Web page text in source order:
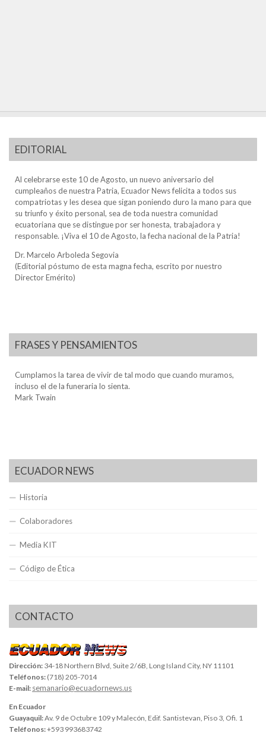
EDITORIAL
Al celebrarse este 10 de Agosto, un nuevo aniversario del
cumpleaños de nuestra Patria, Ecuador News felicita a todos sus
compatriotas y les desea que sigan poniendo duro la mano para que
su triunfo y éxito personal, sea de toda nuestra comunidad
ecuatoriana que se distingue por ser honesta, trabajadora y
responsable. ¡Viva el 10 de Agosto, la fecha nacional de la Patria!
Dr. Marcelo Arboleda Segovia
(Editorial póstumo de esta magna fecha, escrito por nuestro
Director Emérito)
FRASES Y PENSAMIENTOS
Cumplamos la tarea de vivir de tal modo que cuando muramos,
incluso el de la funeraria lo sienta.
Mark Twain
ECUADOR NEWS
Historia
Colaboradores
Media KIT
Código de Ética
CONTACTO
Dirección: 34-18 Northern Blvd, Suite 2/6B, Long Island City, NY 11101
Teléfonos: (718) 205-7014
E-mail: semanario@ecuadornews.us
En Ecuador
Guayaquil:Av. 9 de Octubre 109 y Malecón, Edif. Santistevan, Piso 3, Ofi. 1
Teléfonos:+593 993683742